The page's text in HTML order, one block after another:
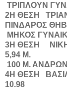
ΤΡΙΠΛΟΥΝ
2Η ΘΕΣΗ
ΠΙΝΔΑΡΟΣ
ΜΗΚΟΣ
3Η ΘΕΣΗ
5,94 Μ.
100 Μ. ΑΝΔΡΩΝ
4Η ΘΕΣΗ
10.98